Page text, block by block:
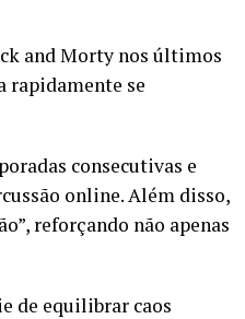
and Morty nos últimos
rapidamente se
consecutivas e
online. Além disso,
reforçando não apenas
de equilibrar caos